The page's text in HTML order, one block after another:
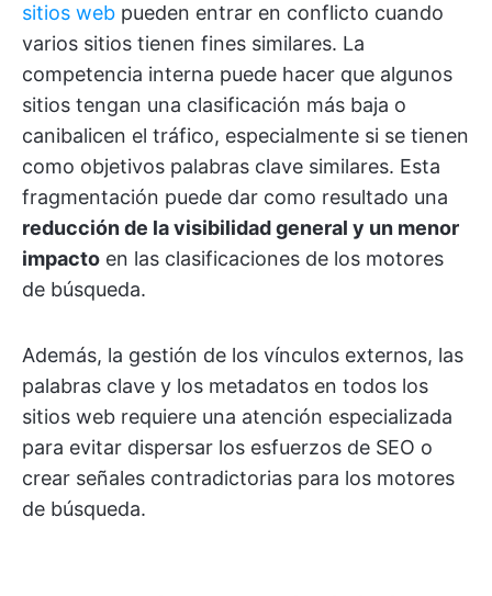
sitios web pueden entrar en conflicto cuando
varios sitios tienen fines similares. La
competencia interna puede hacer que algunos
sitios tengan una clasificación más baja o
canibalicen el tráfico, especialmente si se tienen
como objetivos palabras clave similares. Esta
fragmentación puede dar como resultado una
reducción de la visibilidad general y un menor
impacto en las clasificaciones de los motores
de búsqueda.
Además, la gestión de los vínculos externos, las
palabras clave y los metadatos en todos los
sitios web requiere una atención especializada
para evitar dispersar los esfuerzos de SEO o
crear señales contradictorias para los motores
de búsqueda.